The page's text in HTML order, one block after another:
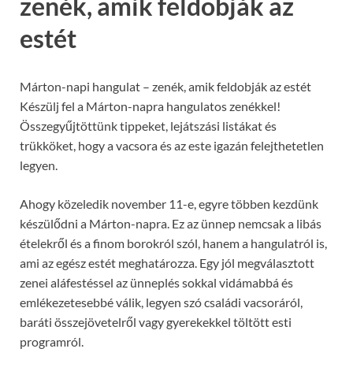
estét
Márton-napi hangulat – zenék, amik feldobják az estét
Készülj fel a Márton-napra hangulatos zenékkel!
Összegyűjtöttünk tippeket, lejátszási listákat és
trükköket, hogy a vacsora és az este igazán felejthetetlen
legyen.
Ahogy közeledik november 11-e, egyre többen kezdünk
készülődni a Márton-napra. Ez az ünnep nemcsak a libás
ételekről és a finom borokról szól, hanem a hangulatról is,
ami az egész estét meghatározza. Egy jól megválasztott
zenei aláfestéssel az ünneplés sokkal vidámabbá és
emlékezetesebbé válik, legyen szó családi vacsoráról,
baráti összejövetelről vagy gyerekekkel töltött esti
programról.